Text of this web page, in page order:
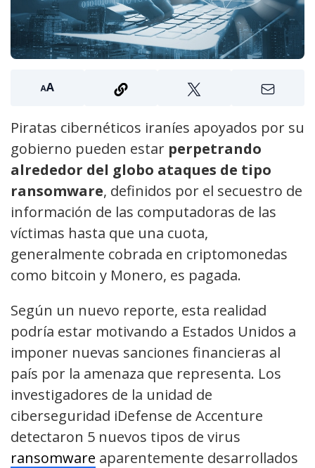
Piratas cibernéticos iraníes apoyados por su
gobierno pueden estar perpetrando
alrededor del globo ataques de tipo
ransomware, definidos por el secuestro de
información de las computadoras de las
víctimas hasta que una cuota,
generalmente cobrada en criptomonedas
como bitcoin y Monero, es pagada.
Según un nuevo reporte, esta realidad
podría estar motivando a Estados Unidos a
imponer nuevas sanciones financieras al
país por la amenaza que representa. Los
investigadores de la unidad de
ciberseguridad iDefense de Accenture
detectaron 5 nuevos tipos de virus
ransomware aparentemente desarrollados